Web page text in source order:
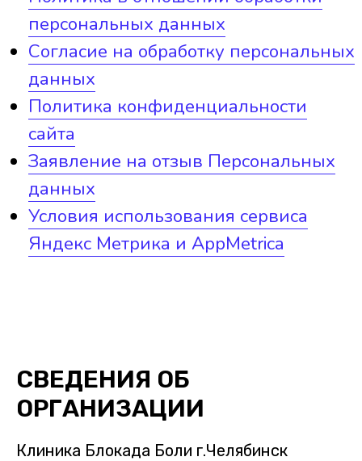
СВЕДЕНИЯ ОБ
ОРГАНИЗАЦИИ
Клиника Блокада Боли г.Челябинск
+7 (351) 242-07-07
с 8:00 до 21:00 (ежедневно без перерыров)
Записаться онлайн
Обратная связь
Блокада Боли